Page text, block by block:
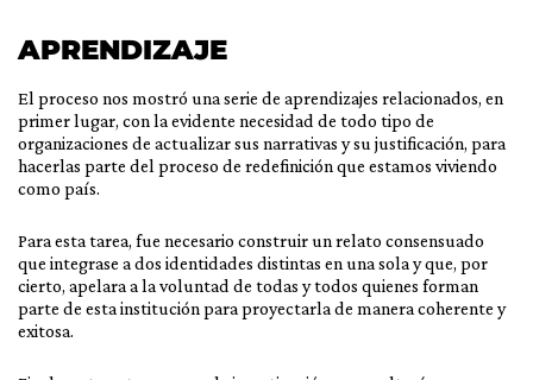
APRENDIZAJE
El proceso nos mostró una serie de aprendizajes relacionados, en
primer lugar, con la evidente necesidad de todo tipo de
organizaciones de actualizar sus narrativas y su justificación, para
hacerlas parte del proceso de redefinición que estamos viviendo
como país.
Para esta tarea, fue necesario construir un relato consensuado
que integrase a dos identidades distintas en una sola y que, por
cierto, apelara a la voluntad de todas y todos quienes forman
parte de esta institución para proyectarla de manera coherente y
exitosa.